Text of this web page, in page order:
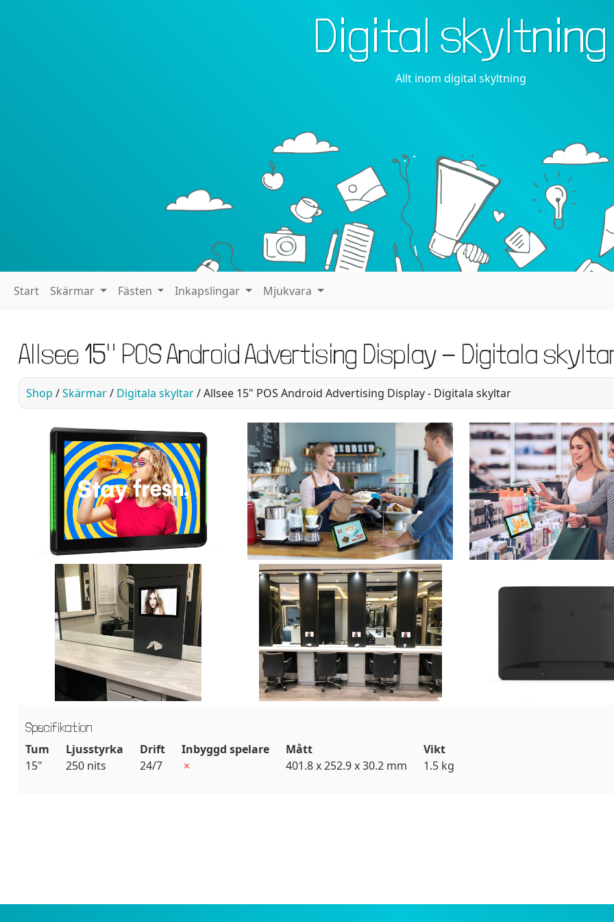
Digital skyltning
Allt inom digital skyltning
Start Skärmar Fästen Inkapslingar Mjukvara
Allsee 15" POS Android Advertising Display - Digitala
Shop /Skärmar/ Digitala skyltar/ Allsee 15" POS Android Advertising Display - Digitala skyltar
Specifikation
Tum
15"
Ljusstyrka
250 nits
Drift
24/7
Inbyggd spelare
Mått
401.8 x 252.9 x 30.2 mm
Vikt
1.5 kg